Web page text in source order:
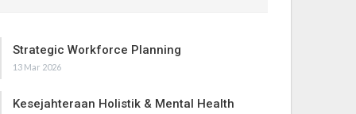
Strategic Workforce Planning
13 Mar 2026
Kesejahteraan Holistik & Mental Health